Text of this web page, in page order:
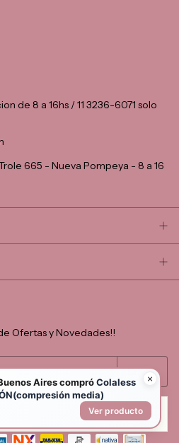
el uso de cookies
para agilizar tu
de 8 a 16hs / 11 3236-6071 solo
665 - Nueva Pompeya - 8 a 16
Ofertas y Novedades!!